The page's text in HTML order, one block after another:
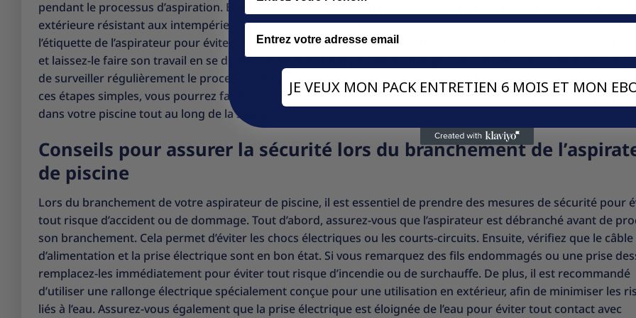
pendant le processus d’aspiration. Ensuite, branchez le cordon d’alimentation de l’aspirateur dans une prise
extérieure résistant aux intempéries. Vérifiez que la tension électrique est compatible avec celle indiquée sur
l’étiquette de l’aspirateur pour éviter tout risque de surcharge ou de court-circuit. Enfin, mettez en marche
et laissez-le faire son travail en se déplaçant dans toute la piscine pour aspirer les débris et les saletés.
de surveiller régulièrement le processus d’aspiration pour vous assurer que tout fonctionne correctement. En
ces étapes simples, vous pourrez facilement brancher votre aspirateur de piscine et maintenir une eau propre
dans votre piscine tout au long de la saison.
Conseils pour assurer la sécurité lors du branchement de
de piscine
Lors du branchement de votre aspirateur de piscine, il est essentiel de prendre des mesures de sécurité pour
tout risque d’accident ou de dommage. Tout d’abord, assurez-vous que l’aspirateur est débranché avant de
son branchement. Cela permet d’éviter les chocs électriques ou les courts-circuits. Ensuite, vérifiez que le câble
d’alimentation et la prise électrique sont en bon état. Si vous remarquez des fils endommagés ou une prise
remplacez-les immédiatement pour éviter tout risque d’incendie ou de surchauffe. De plus, il est recommandé
d’utiliser une rallonge électrique spécialement conçue pour une utilisation en extérieur, afin de minimiser les
liés à l’eau. Assurez-vous également que la prise électrique est éloignée de l’eau pour éviter tout contact avec
Email
JE VEUX MON PACK ENTRETIEN 6 MOIS ET MON